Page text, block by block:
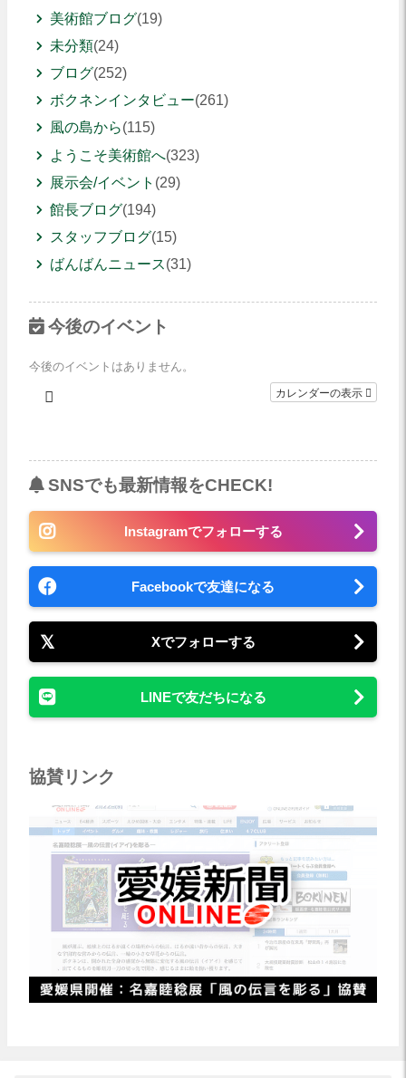
美術館ブログ(19)
未分類(24)
ブログ(252)
ボクネンインタビュー(261)
風の島から(115)
ようこそ美術館へ(323)
展示会/イベント (29)
館長ブログ(194)
スタッフブログ(15)
ばんばんニュース(31)
今後のイベント
今後のイベントはありません。
カレンダーの表示
SNSでも最新情報をCHECK!
Instagramでフォローする
Facebookで友達になる
Xでフォローする
LINEで友だちになる
協賛リンク